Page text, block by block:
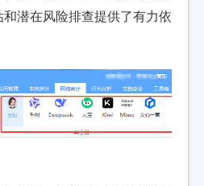
潜在风险排查提供了有力依